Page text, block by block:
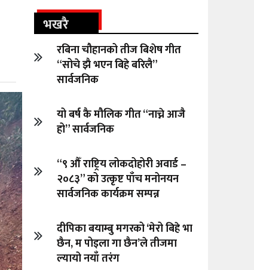
भखरै
रबिना चौहानको तीज बिशेष गीत
“सोचे झै भएन बिहे बरिलै”
सार्वजनिक
यो बर्ष कै मौलिक गीत “नाच्ने आजै
हो” सार्वजनिक
“९ औँ राष्ट्रिय लोकदोहोरी अवार्ड –
२०८३” को उत्कृष्ट पाँच मनोनयन
सार्वजनिक कार्यक्रम सम्पन्न
दीपिका बयाम्बु मगरको ‘मेरो बिहे भा
छैन, म पोइला गा छैन’ले तीजमा
ल्यायो नयाँ तरंग